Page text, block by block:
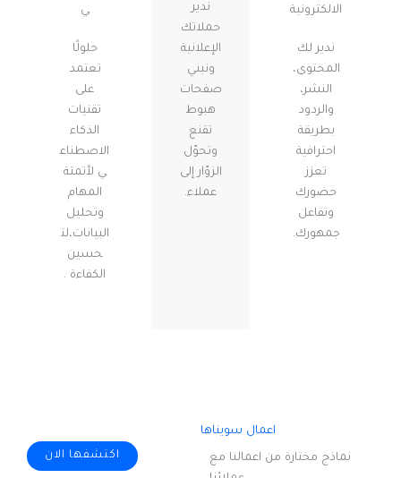
الالكترونية
ندير لك
المحتوى،
النشر،
والردود
بطريقة
احترافية
تعزز
حضورك
وتفاعل
جمهورك.
ندير
حملاتك
الإعلانية
ونبني
صفحات
هبوط
تقنع
وتحوّل
الزوّار إلى
عملاء.
ي
حلولًا
تعتمد
على
تقنيات
الذكاء
الاصطناع
ي لأتمتة
المهام
وتحليل
البيانات،لت
حسين
الكفاءة .
اعمال سويناها
نماذج مختارة من اعمالنا مع
اكتشفها الان